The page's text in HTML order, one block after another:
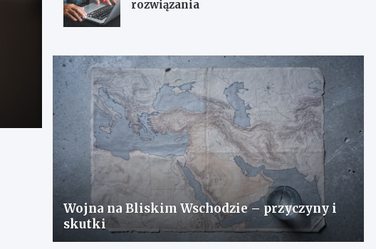
rozwiązania
Wojna na Bliskim Wschodzie – przyczyny i
skutki